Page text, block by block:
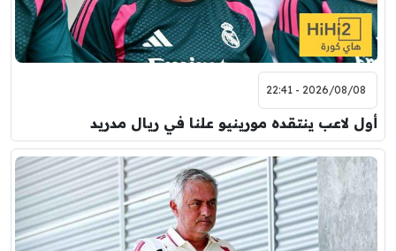
2026/08/08 - 22:41
أول لاعب ينتقده مورينيو علنا في ريال مدريد